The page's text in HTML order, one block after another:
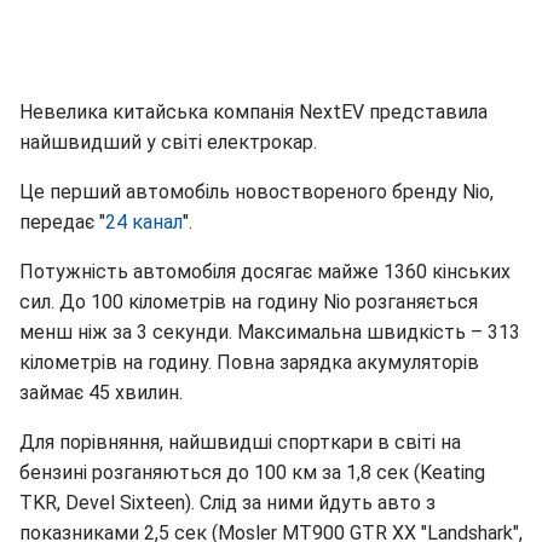
Невелика китайська компанія NextEV представила
найшвидший у світі електрокар.
Це перший автомобіль новоствореного бренду Nio,
передає "24 канал".
Потужність автомобіля досягає майже 1360 кінських
сил. До 100 кілометрів на годину Nio розганяється
менш ніж за 3 секунди. Максимальна швидкість – 313
кілометрів на годину. Повна зарядка акумуляторів
займає 45 хвилин.
Для порівняння, найшвидші спорткари в світі на
бензині розганяються до 100 км за 1,8 сек (Keating
TKR, Devel Sixteen). Слід за ними йдуть авто з
показниками 2,5 сек (Mosler MT900 GTR XX "Landshark",